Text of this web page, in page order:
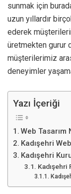
sunmak için
uzun yıllardır
ederek
üretmekten gurur
müşterilerimiz
deneyimler
Yazı İçeriği
Web Tasarım
Kadışehri
Kadışehri
Kadışehri